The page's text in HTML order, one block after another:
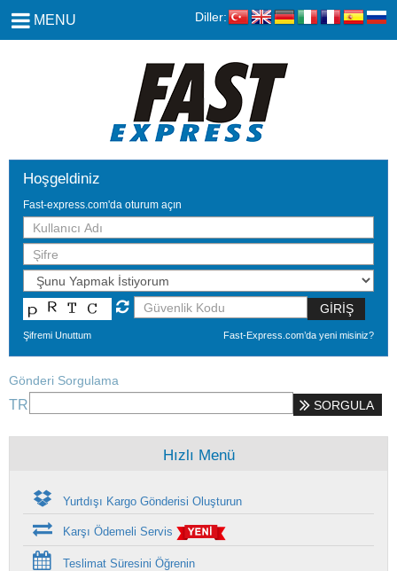
MENU Diller:
Hoşgeldiniz
Fast-express.com'da oturum açın
GİRİŞ
Fast-Express.com’da yeni misiniz?
Şifremi Unuttum
Gönderi Sorgulama
TR SORGULA
Hızlı Menü
Yurtdışı Kargo Gönderisi Oluşturun
Karşı Ödemeli Servis
Teslimat Süresini Öğrenin